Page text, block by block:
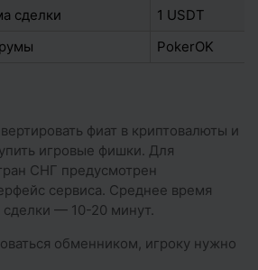
сделки
1 USDT
PokerOK
фиат в криптовалюты и
игровые фишки. Для
СНГ предусмотрен
сервиса. Среднее время
— 10-20 минут.
обменником, игроку нужно